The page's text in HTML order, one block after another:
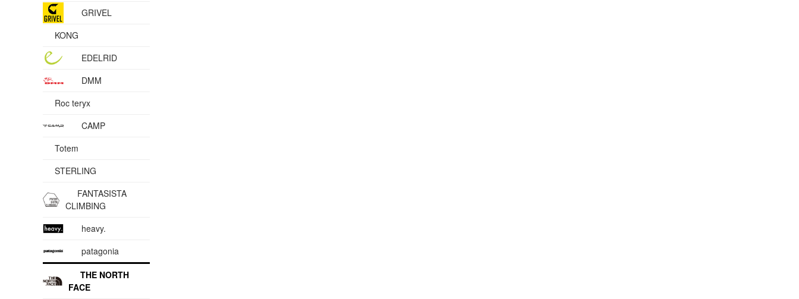
GRIVEL
KONG
EDELRID
DMM
Roc teryx
CAMP
Totem
STERLING
FANTASISTA
CLIMBING
heavy.
patagonia
THE NORTH
FACE